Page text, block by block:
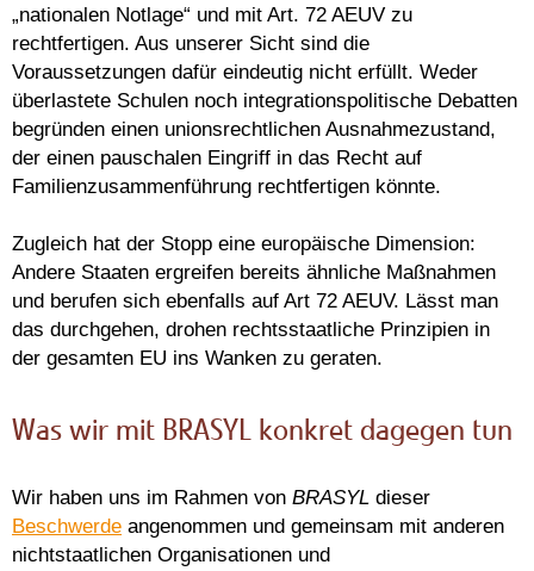
„nationalen Notlage“ und mit Art. 72 AEUV zu
rechtfertigen. Aus unserer Sicht sind die
Voraussetzungen dafür eindeutig nicht erfüllt. Weder
überlastete Schulen noch integrationspolitische Debatten
begründen einen unionsrechtlichen Ausnahmezustand,
der einen pauschalen Eingriff in das Recht auf
Familienzusammenführung rechtfertigen könnte.
Zugleich hat der Stopp eine europäische Dimension:
Andere Staaten ergreifen bereits ähnliche Maßnahmen
und berufen sich ebenfalls auf Art 72 AEUV. Lässt man
das durchgehen, drohen rechtsstaatliche Prinzipien in
der gesamten EU ins Wanken zu geraten.
Was wir mit BRASYL konkret dagegen tun
Wir haben uns im Rahmen von BRASYL dieser
Beschwerde angenommen und gemeinsam mit anderen
nichtstaatlichen Organisationen und